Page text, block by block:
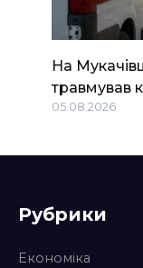
На
травмував
05.08.2026
Рубрики
Економіка